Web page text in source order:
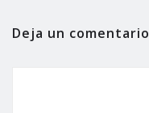
Deja un comentario